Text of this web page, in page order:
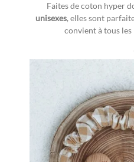
Faites de coton hyper
unisexes, elles sont
convient à tous